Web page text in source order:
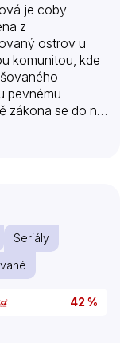
je coby
z
ostrov u
komunitou, kde
pevnému
zákona se do něj
variaci
folklorním
obecnější
vlády zákona.
Mohindra,
jako
seriálu…
Seriály
42 %